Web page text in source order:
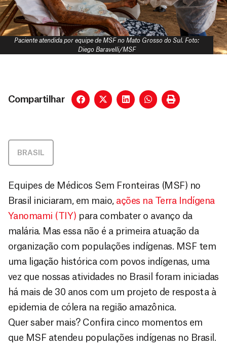
Paciente atendida por equipe de MSF no Mato Grosso do Sul. Foto:
Diego Baravelli/MSF
Compartilhar
BRASIL
Equipes de Médicos Sem Fronteiras (MSF) no
Brasil iniciaram, em maio, ações na Terra Indígena
Yanomami (TIY) para combater o avanço da
malária. Mas essa não é a primeira atuação da
organização com populações indígenas. MSF tem
uma ligação histórica com povos indígenas, uma
vez que nossas atividades no Brasil foram iniciadas
há mais de 30 anos com um projeto de resposta à
epidemia de cólera na região amazônica.
Quer saber mais? Confira cinco momentos em
que MSF atendeu populações indígenas no Brasil.